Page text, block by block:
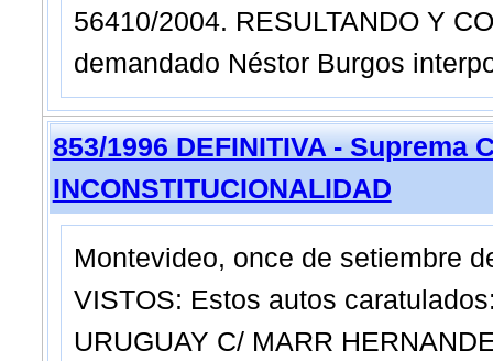
56410/2004. RESULTANDO Y
demandado Néstor Burgos
853/1996 DEFINITIVA - Suprema
INCONSTITUCIONALIDAD
Montevideo, once de setiembre
VISTOS: Estos autos
URUGUAY C/ MARR